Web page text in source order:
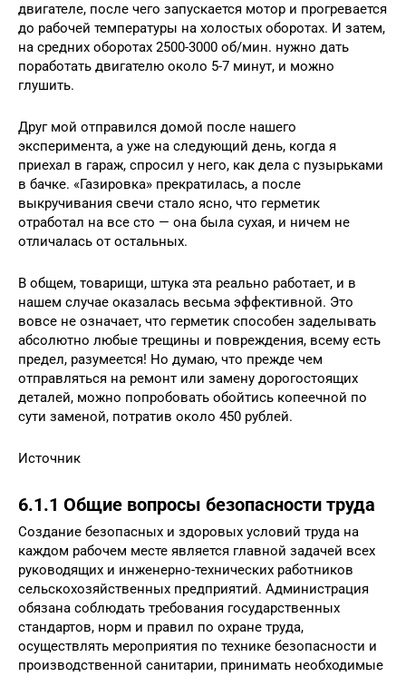
двигателе, после чего запускается мотор и прогревается
до рабочей температуры на холостых оборотах. И затем,
на средних оборотах 2500-3000 об/мин. нужно дать
поработать двигателю около 5-7 минут, и можно
глушить.
Друг мой отправился домой после нашего
эксперимента, а уже на следующий день, когда я
приехал в гараж, спросил у него, как дела с пузырьками
в бачке. «Газировка» прекратилась, а после
выкручивания свечи стало ясно, что герметик
отработал на все сто — она была сухая, и ничем не
отличалась от остальных.
В общем, товарищи, штука эта реально работает, и в
нашем случае оказалась весьма эффективной. Это
вовсе не означает, что герметик способен заделывать
абсолютно любые трещины и повреждения, всему есть
предел, разумеется! Но думаю, что прежде чем
отправляться на ремонт или замену дорогостоящих
деталей, можно попробовать обойтись копеечной по
сути заменой, потратив около 450 рублей.
Источник
6.1.1 Общие вопросы безопасности труда
Создание безопасных и здоровых условий труда на
каждом рабочем месте является главной задачей всех
руководящих и инженерно-технических работников
сельскохозяйственных предприятий. Администрация
обязана соблюдать требования государственных
стандартов, норм и правил по охране труда,
осуществлять мероприятия по технике безопасности и
производственной санитарии, принимать необходимые